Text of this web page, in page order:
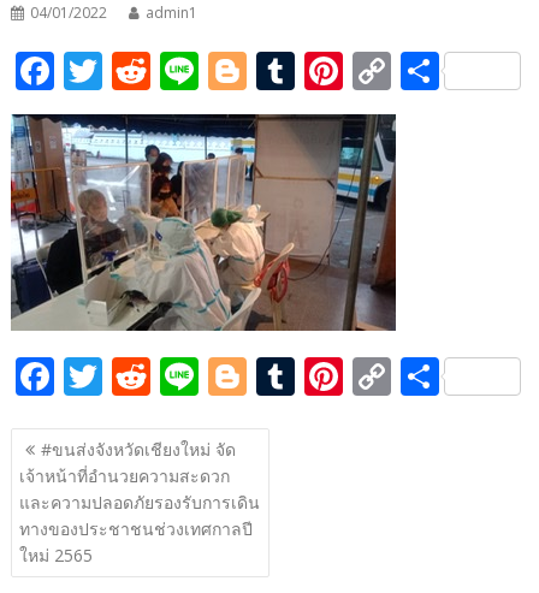
04/01/2022 admin1
F
ac
e
b
o
k
T
w
itt
er
R
e
d
di
t
Li
n
e
Bl
o
g
g
er
T
u
m
bl
r
Pi
nt
er
e
st
C
o
p
y
Li
n
k
S
F
ac
e
b
o
o
T
w
itt
er
R
e
d
di
t
Li
n
e
Bl
o
g
er
T Pi C S
แนะแนว
เรื่อง
#ขนส่งจังหวัดเชียงใหม่ จัด
เจ้าหน้าที่อำนวยความสะดวก
และความปลอดภัยรองรับการเดิน
ทางของประชาชนช่วงเทศกาลปี
ใหม่ 2565